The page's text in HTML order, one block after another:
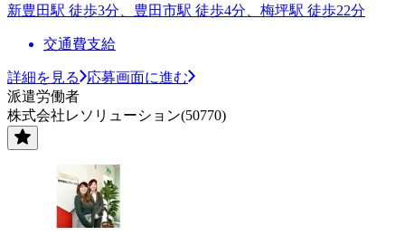
新豊田駅 徒歩3分、豊田市駅 徒歩4分、梅坪駅 徒歩22分
交通費支給
詳細を見る
応募画面に進む
派遣労働者
株式会社レソリューション(50770)